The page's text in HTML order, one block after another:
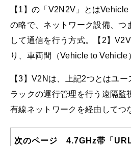
【1】の「V2N2V」とは
の略で、ネットワーク設備、つ
して通信を行う方式。【2】
り、車両間（Vehicle to Vehicle
【3】V2Nは、上記2つとはユ
ラックの運行管理を行う遠隔監
有線ネットワークを経由してつ
次のページ 4.7GHz帯「